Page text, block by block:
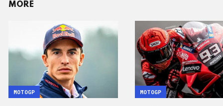
MORE
MOTOGP MOTOGP